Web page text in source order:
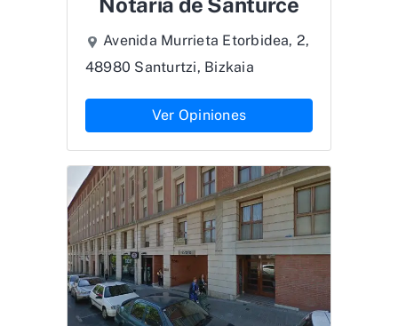
Avenida Murrieta Etorbidea, 2,
48980 Santurtzi, Bizkaia
Ver Opiniones